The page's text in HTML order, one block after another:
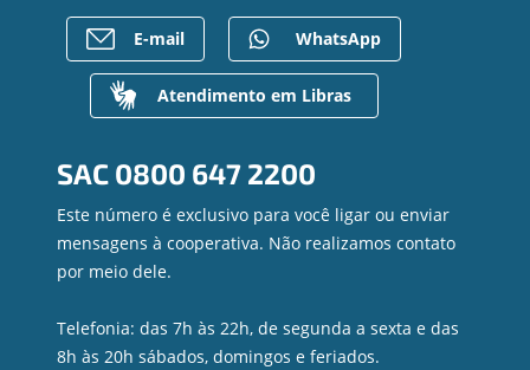
Mapa do site
Gerenciar Cookies
Previdência
Para empresas
Caixa Eletrônico
Regularização de dívidas
Valores a Receber
Contato
Ouvidoria
E-mail WhatsApp
Atendimento em Libras
SAC 0800 647 2200
Este número é exclusivo para você ligar ou enviar
mensagens à cooperativa. Não realizamos contato
por meio dele.
Telefonia: das 7h às 22h, de segunda a sexta e das
8h às 20h sábados, domingos e feriados.